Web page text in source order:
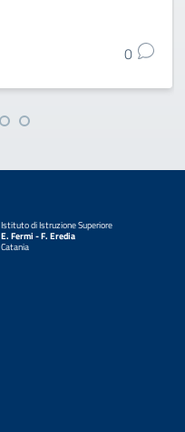
0
Istituto di Istruzione Superiore
E. Fermi - F. Eredia
Catania